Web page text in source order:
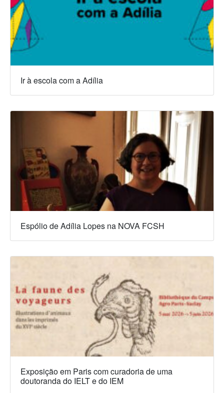
Ir à escola com a Adília
Espólio de Adília Lopes na NOVA FCSH
Exposição em Paris com curadoria de uma
doutoranda do IELT e do IEM